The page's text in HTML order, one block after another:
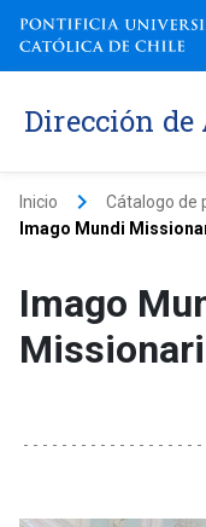
Dirección
Inicio keyboard_arrow_right Cátalogo de
Imago Mundi
Imago